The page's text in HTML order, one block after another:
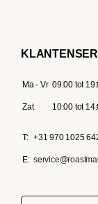
Ma - Vr 09:00 tot
Zat 10:00 tot
T: +31 970 1025
E: